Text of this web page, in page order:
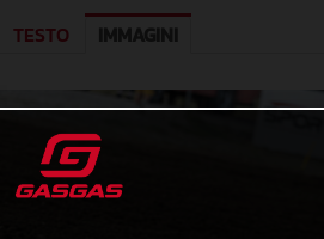
TESTO IMMAGINI